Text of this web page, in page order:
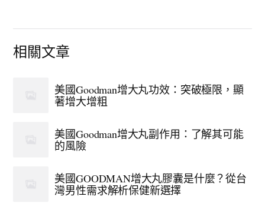
相關文章
美國Goodman增大丸功效：突破極限，顯
著增大增粗
美國Goodman增大丸副作用：了解其可能
的風險
美國GOODMAN增大丸膠囊是什麼？從台
灣男性需求解析保健新選擇